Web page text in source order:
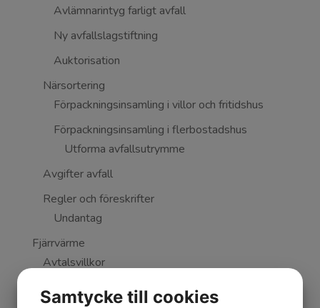
Avlämnarintyg farligt avfall
Ny avfallslagstiftning
Auktorisation
Närsortering
Förpackningsinsamling i villor och fritidshus
Förpackningsinsamling i flerbostadshus
Utforma avfallsutrymme
Avgifter avfall
Regler och föreskrifter
Undantag
Fjärrvärme
Avtalsvillkor
Byte av fjärrvärmemätare
Samtycke till cookies